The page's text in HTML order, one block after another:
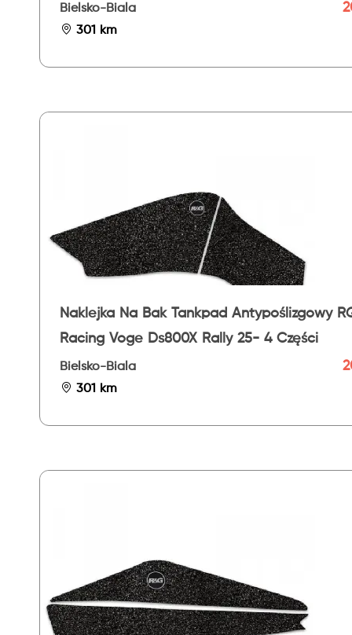
Bielsko-Biala
301 km
Naklejka Na Bak Tankpad Antypoślizgowy
Racing Voge Ds800X Rally 25- 4 Części
Bielsko-Biala
301 km